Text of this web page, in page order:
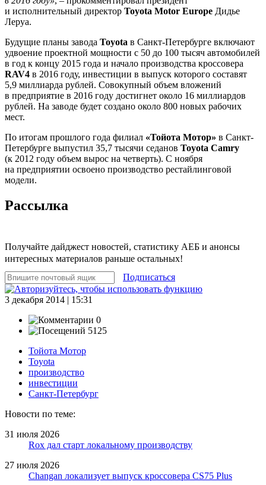
и исполнительный директор Toyota Motor Europe Дидье
Леруа.
Будущие планы завода Toyota в Санкт-Петербурге включают
удвоение проектной мощности с 50 до 100 тысяч автомобилей
в год к концу 2015 года и начало производства кроссовера
RAV4 в 2016 году, инвестиции в выпуск которого составят
5,9 миллиарда рублей. Совокупный объем вложений
в предприятие в 2016 году достигнет около 16 миллиардов
рублей. На заводе будет создано около 800 новых рабочих
мест.
По итогам прошлого года филиал «Тойота Мотор» в Санкт-
Петербурге выпустил 35,7 тысячи седанов Toyota Camry
(к 2012 году объем вырос на четверть). С ноября
на предприятии освоено производство рестайлинговой
модели.
Рассылка
Получайте дайджест новостей, статистику АЕБ и анонсы
интересных материалов раньше остальных!
Подписаться
3 декабря 2014 | 15:31
0
5125
Тойота Мотор
Toyota
производство
инвестиции
Санкт-Петербург
Новости по теме:
31 июля 2026
Rox дал старт локальному производству
27 июля 2026
Changan локализует выпуск кроссовера CS75 Plus